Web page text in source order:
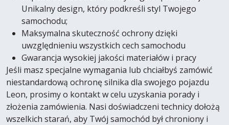
Unikalny design, który podkreśli styl Twojego
samochodu;
Maksymalna skuteczność ochrony dzięki
uwzględnieniu wszystkich cech samochodu
Gwarancja wysokiej jakości materiałów i pracy
Jeśli masz specjalne wymagania lub chciałbyś zamówić
niestandardową ochronę silnika dla swojego pojazdu
Leon, prosimy o kontakt w celu uzyskania porady i
złożenia zamówienia. Nasi doświadczeni technicy dołożą
wszelkich starań, aby Twój samochód był chroniony i